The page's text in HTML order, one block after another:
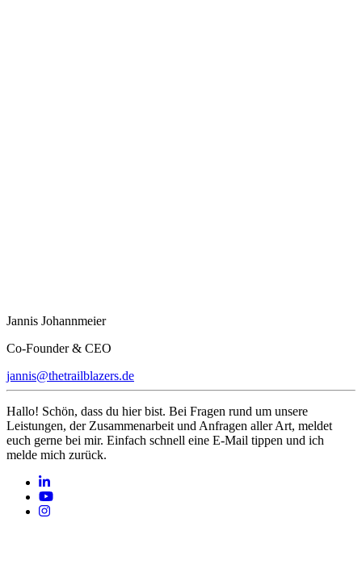
Jannis Johannmeier
Co-Founder & CEO
jannis@thetrailblazers.de
Hallo! Schön, dass du hier bist. Bei Fragen rund um unsere
Leistungen, der Zusammenarbeit und Anfragen aller Art, meldet
euch gerne bei mir. Einfach schnell eine E-Mail tippen und ich
melde mich zurück.